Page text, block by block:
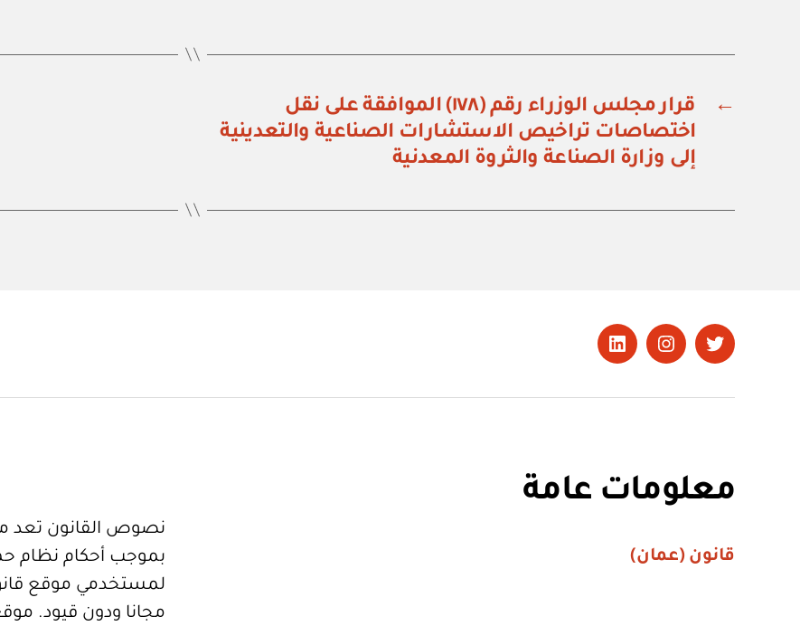
←
قرار مجلس الوزراء رقم (١٧٨) الموافقة على نقل
اختصاصات تراخيص الاستشارات الصناعية والتعدينية
إلى وزارة الصناعة والثروة المعدنية
تويتر Instagram
LinkedIn
معلومات عامة
قانون (عمان)
نصوص القانون تعد
بموجب أحكام نظام
لمستخدمي موقع
مجانا ودون قيود.